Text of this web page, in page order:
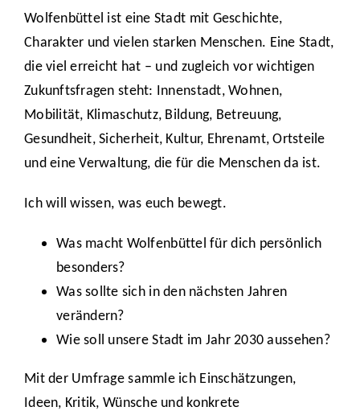
Wolfenbüttel ist eine Stadt mit Geschichte,
Charakter und vielen starken Menschen. Eine Stadt,
die viel erreicht hat – und zugleich vor wichtigen
Zukunftsfragen steht: Innenstadt, Wohnen,
Mobilität, Klimaschutz, Bildung, Betreuung,
Gesundheit, Sicherheit, Kultur, Ehrenamt, Ortsteile
und eine Verwaltung, die für die Menschen da ist.
Ich will wissen, was euch bewegt.
Was macht Wolfenbüttel für dich persönlich
besonders?
Was sollte sich in den nächsten Jahren
verändern?
Wie soll unsere Stadt im Jahr 2030 aussehen?
Mit der Umfrage sammle ich Einschätzungen,
Ideen, Kritik, Wünsche und konkrete